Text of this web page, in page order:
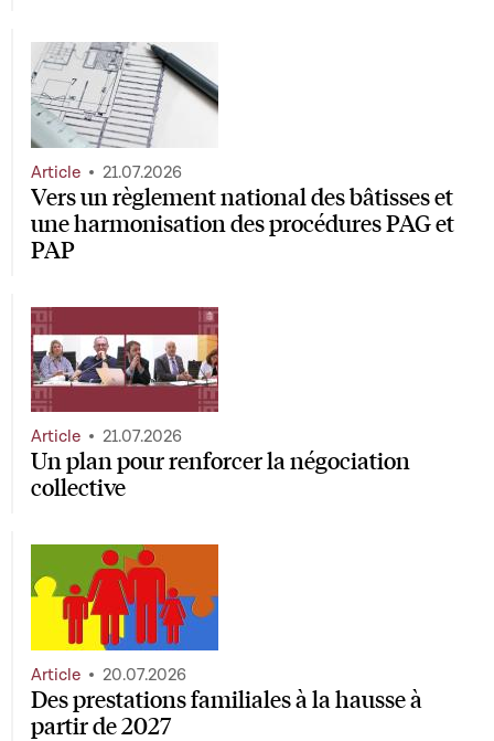
Vers un règlement national des bâtisses et
une harmonisation des procédures PAG et
PAP
Article 21.07.2026
Un plan pour renforcer la négociation
collective
Article 21.07.2026
Des prestations familiales à la hausse à
partir de 2027
Article 20.07.2026